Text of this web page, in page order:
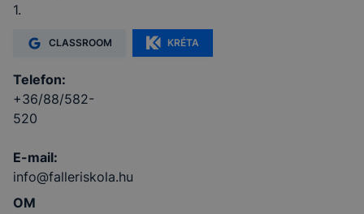
1.
CLASSROOM KRÉTA
Telefon:
+36/88/582-
520
E-mail:
info@falleriskola.hu
OM